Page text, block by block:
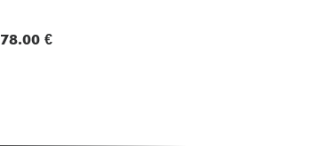
78.00 €